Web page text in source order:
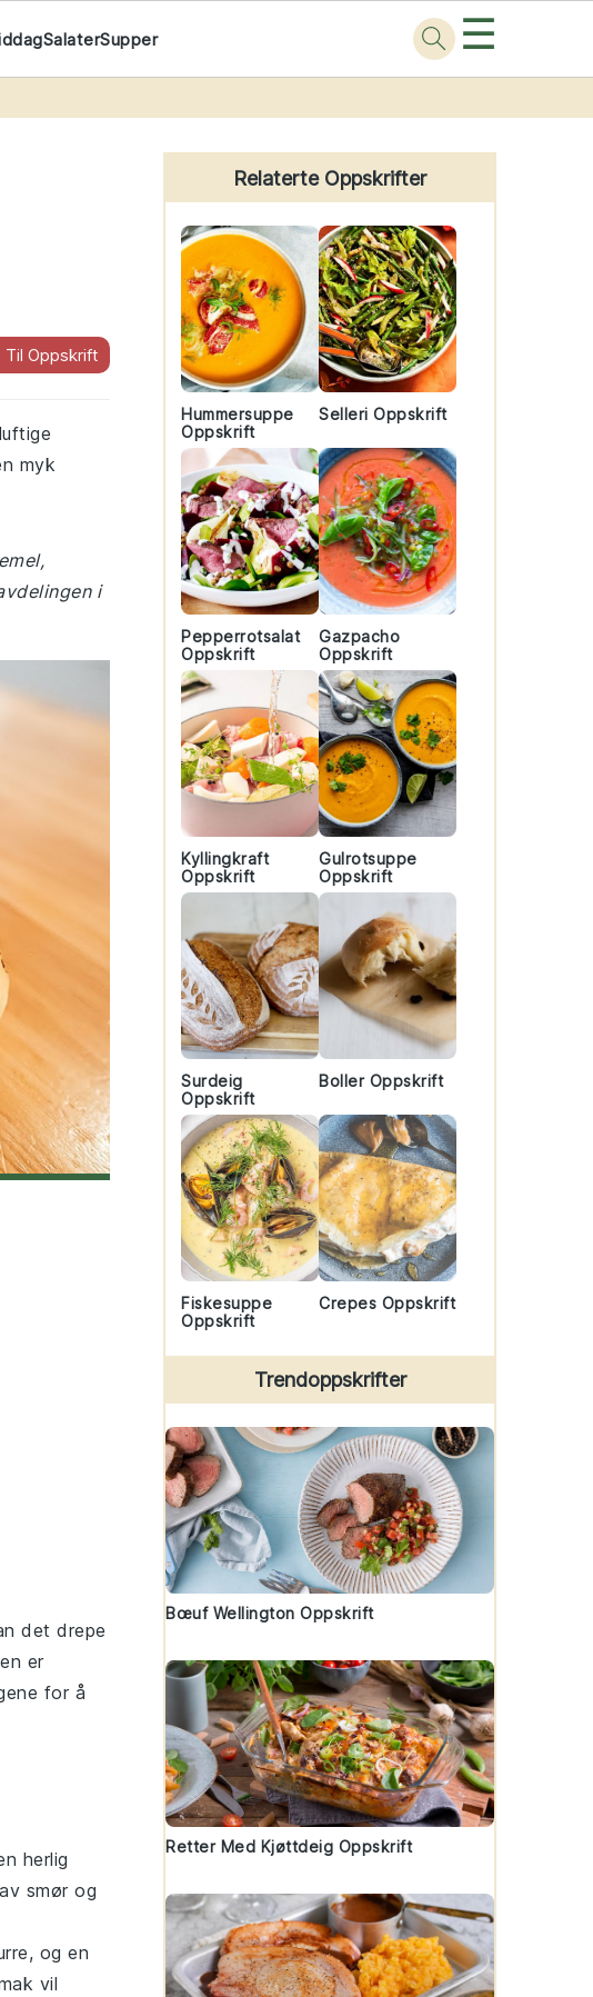
SalaterSupper ☰
Til Oppskrift
myk
i
det drepe
er
for å
herlig
smør og
, og en
vil
Primary
Sidebar
Relaterte Oppskrifter
Hummersuppe
Oppskrift
Selleri Oppskrift
Pepperrotsalat
Oppskrift
Gazpacho
Oppskrift
Kyllingkraft
Oppskrift
Gulrotsuppe
Oppskrift
Surdeig
Oppskrift
Boller Oppskrift
Fiskesuppe
Oppskrift
Crepes Oppskrift
Trendoppskrifter
Bœuf Wellington Oppskrift
Retter Med Kjøttdeig Oppskrift